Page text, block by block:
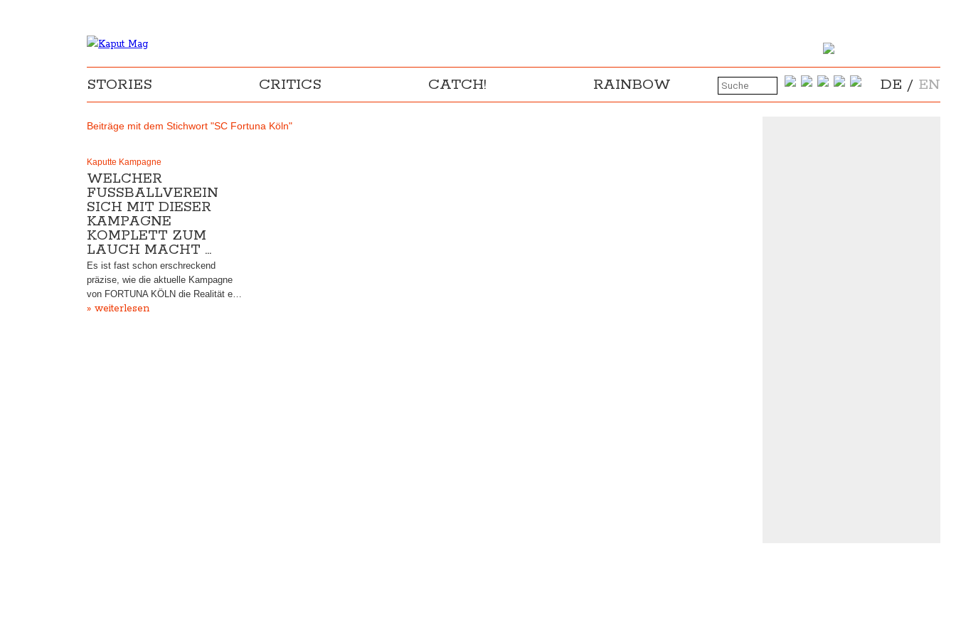
STORIES CRITICS CATCH! RAINBOW DE / EN
Beiträge mit dem Stichwort "SC Fortuna Köln"
Kaputte Kampagne
WELCHER
FUSSBALLVEREIN S
ICH MIT DIESER K
AMPAGNE K
OMPLETT ZUM L
AUCH MACHT …
Es ist fast schon erschreckend
präzise, wie die aktuelle Kampagne
von FORTUNA KÖLN die Realität e…
» weiterlesen